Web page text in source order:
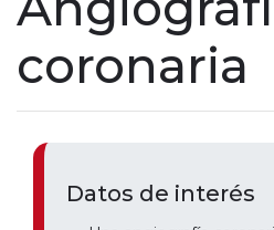
coronaria
Datos de interés